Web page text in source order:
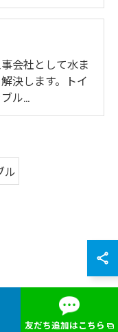
会社として水ま
決します。トイ
ル…
ル
友だち追加はこちら